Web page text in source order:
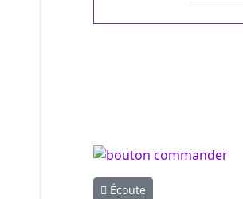
Article précédent : Écoute
Écoute